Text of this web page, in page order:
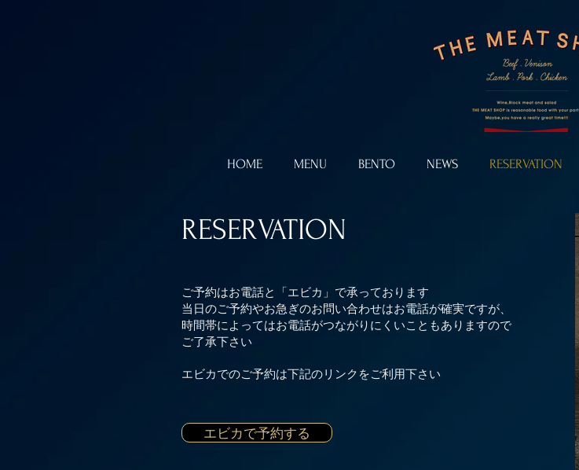
HOME MENU BENTO NEWS RESERVATION
RESERVATION
エビカで予約する
ご予約はお電話と「エビカ」で承っております
当日のご予約やお急ぎのお問い合わせはお電話が確実ですが、
時間帯によってはお電話がつながりにくいこともありますので
ご了承下さい
​エビカでのご予約は下記のリンクをご利用下さい